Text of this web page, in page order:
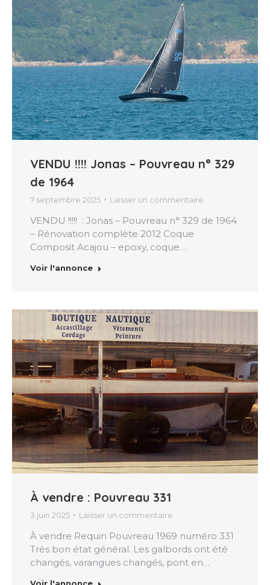
VENDU !!!! Jonas – Pouvreau n° 329
de 1964
7 septembre 2025 Laisser un commentaire
VENDU !!!!! : Jonas – Pouvreau n° 329 de 1964
– Rénovation complète 2012 Coque
Composit Acajou – epoxy, coque…
Voir l'annonce
À vendre : Pouvreau 331
3 juin 2025 Laisser un commentaire
À vendre Requin Pouvreau 1969 numéro 331
Très bon état général. Les galbords ont été
changés, varangues changés, pont en…